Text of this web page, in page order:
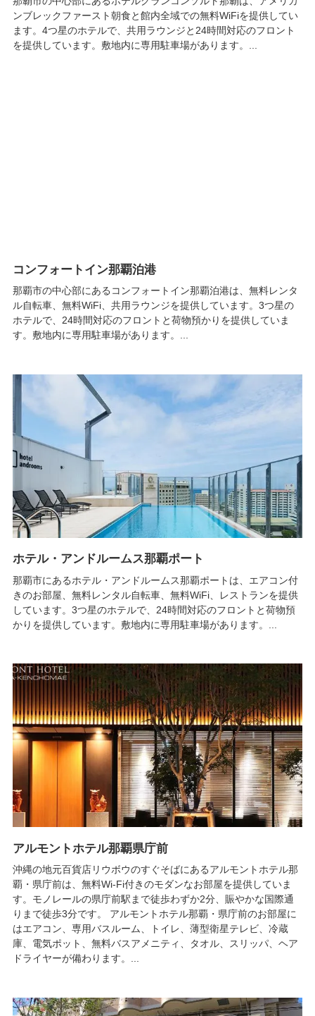
ンブレックファースト朝食と館内全域での無料WiFiを提供してい
ます。4つ星のホテルで、共用ラウンジと24時間対応のフロント
を提供しています。敷地内に専用駐車場があります。...
コンフォートイン那覇泊港
那覇市の中心部にあるコンフォートイン那覇泊港は、無料レンタ
ル自転車、無料WiFi、共用ラウンジを提供しています。3つ星の
ホテルで、24時間対応のフロントと荷物預かりを提供していま
す。敷地内に専用駐車場があります。...
ホテル・アンドルームス那覇ポート
那覇市にあるホテル・アンドルームス那覇ポートは、エアコン付
きのお部屋、無料レンタル自転車、無料WiFi、レストランを提供
しています。3つ星のホテルで、24時間対応のフロントと荷物預
かりを提供しています。敷地内に専用駐車場があります。...
アルモントホテル那覇県庁前
沖縄の地元百貨店リウボウのすぐそばにあるアルモントホテル那
覇・県庁前は、無料Wi-Fi付きのモダンなお部屋を提供していま
す。モノレールの県庁前駅まで徒歩わずか2分、賑やかな国際通
りまで徒歩3分です。 アルモントホテル那覇・県庁前のお部屋に
はエアコン、専用バスルーム、トイレ、薄型衛星テレビ、冷蔵
庫、電気ポット、無料バスアメニティ、タオル、スリッパ、ヘア
ドライヤーが備わります。...